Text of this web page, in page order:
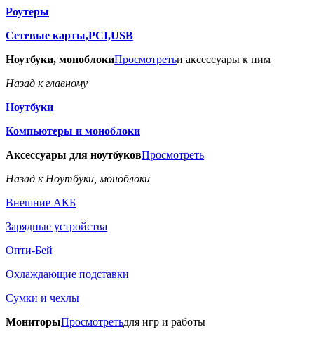
Роутеры
Сетевые карты,PCI,USB
Ноутбуки, моноблокиПросмотретьи аксессуары к ним
Назад к главному
Ноутбуки
Компьютеры и моноблоки
Аксессуары для ноутбуковПросмотреть
Назад к Ноутбуки, моноблоки
Внешние АКБ
Зарядные устройства
Опти-Бей
Охлаждающие подставки
Сумки и чехлы
МониторыПросмотретьдля игр и работы